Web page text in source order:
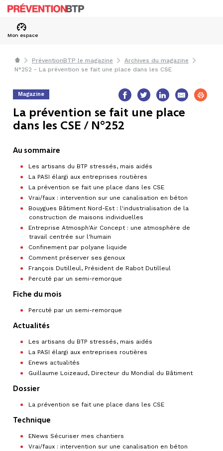
Mon espace
PréventionBTP le magazine
Archives du magazine
N°252 - La prévention se fait une place dans les CSE
Magazine
La prévention se fait une place
dans les CSE / N°252
Au sommaire
Les artisans du BTP stressés, mais aidés
La PASI élargi aux entreprises routières
La prévention se fait une place dans les CSE
Vrai/faux : intervention sur une canalisation en béton
Bouygues Bâtiment Nord-Est : l'industrialisation de la
construction de maisons individuelles
Entreprise Atmosph'Air Concept : une atmosphère de
travail centrée sur l'humain
Confinement par polyane liquide
Comment préserver ses genoux
François Dutilleul, Président de Rabot Dutilleul
Percuté par un semi-remorque
Fiche du mois
Percuté par un semi-remorque
Actualités
Les artisans du BTP stressés, mais aidés
La PASI élargi aux entreprises routières
Enews actualités
Guillaume Loizeaud, Directeur du Mondial du Bâtiment
Dossier
La prévention se fait une place dans les CSE
Technique
ENews Sécuriser mes chantiers
Vrai/faux : intervention sur une canalisation en béton